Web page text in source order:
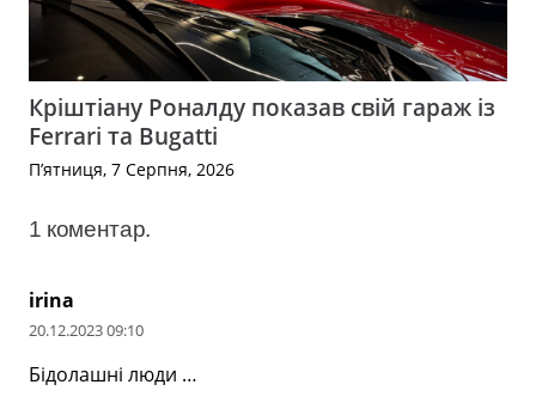
Кріштіану Роналду показав свій гараж із
Ferrari та Bugatti
П’ятниця, 7 Серпня, 2026
1 коментар.
irina
20.12.2023 09:10
Бідолашні люди …